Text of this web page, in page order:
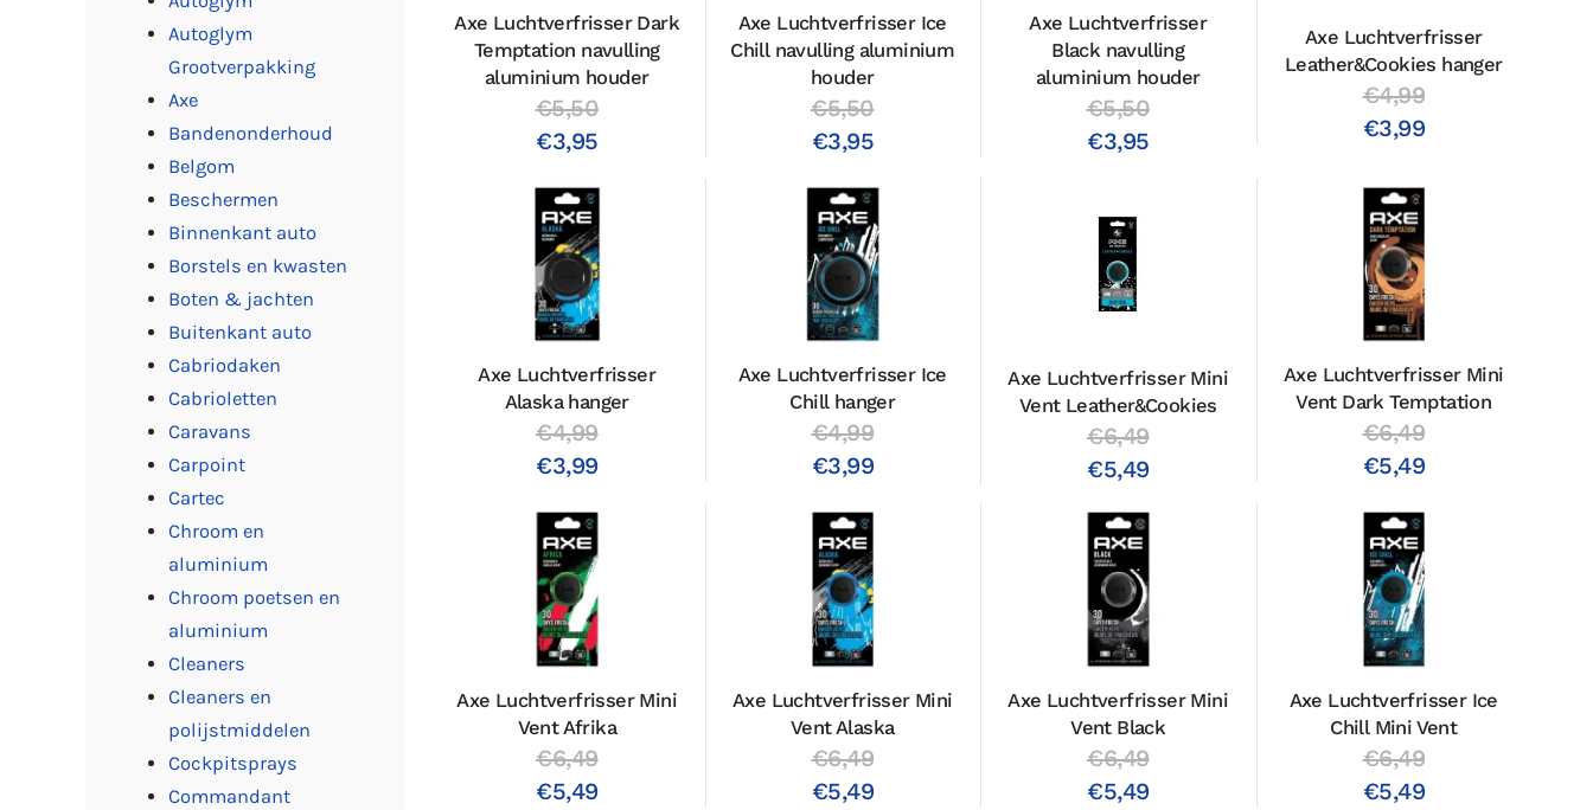
Axe Luchtverfrisser Dark
Temptation navulling
aluminium houder
€5,50
€3,95
Axe Luchtverfrisser Ice
Chill navulling aluminium
houder
€5,50
€3,95
Axe Luchtverfrisser
Black navulling
aluminium houder
€5,50
€3,95
Axe Luchtverfrisser
Leather&Cookies hanger
€4,99
€3,99
Axe Luchtverfrisser
Alaska hanger
€4,99
€3,99
Axe Luchtverfrisser Ice
Chill hanger
€4,99
€3,99
Axe Luchtverfrisser Mini
Vent Leather&Cookies
€6,49
€5,49
Axe Luchtverfrisser Mini
Vent Dark Temptation
€6,49
€5,49
Axe Luchtverfrisser Mini
Vent Afrika
€6,49
€5,49
Axe Luchtverfrisser Mini
Vent Alaska
€6,49
€5,49
Axe Luchtverfrisser Mini
Vent Black
€6,49
€5,49
Axe Luchtverfrisser Ice
Chill Mini Vent
€6,49
€5,49
Autoglym
Grootverpakking
Axe
Bandenonderhoud
Belgom
Beschermen
Binnenkant auto
Borstels en kwasten
Boten & jachten
Buitenkant auto
Cabriodaken
Cabrioletten
Caravans
Carpoint
Cartec
Chroom en
aluminium
Chroom poetsen en
aluminium
Cleaners
Cleaners en
polijstmiddelen
Cockpitsprays
Commandant